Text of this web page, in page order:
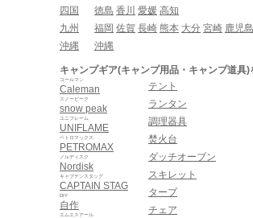
四国
徳島 香川 愛媛 高知
九州
福岡 佐賀 長崎 熊本 大分 宮崎 鹿児島
沖縄
沖縄
キャンプギア(キャンプ用品・キャンプ道具)
Caleman
コールマン
snow peak
スノーピーク
UNIFLAME
ユニフレーム
PETROMAX
ペトロマックス
Nordisk
ノルディスク
CAPTAIN STAG
キャプテンスタッグ
自作
DIY
エムエスアール
テント
ランタン
調理器具
焚火台
ダッチオーブン
スキレット
タープ
チェア